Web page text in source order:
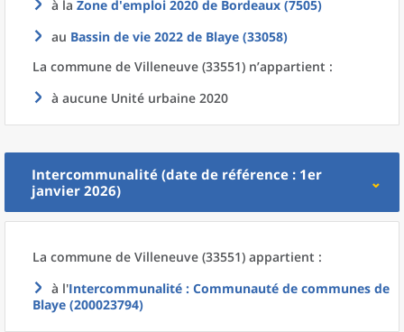
à la Zone d'emploi 2020 de Bordeaux (7505)
au Bassin de vie 2022 de Blaye (33058)
La commune de Villeneuve (33551) n’appartient :
à aucune Unité urbaine 2020
Intercommunalité (date de référence : 1er
janvier 2026)
La commune de Villeneuve (33551) appartient :
à l'Intercommunalité : Communauté de communes de
Blaye (200023794)